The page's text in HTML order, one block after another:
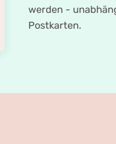
werden -
Postkarten.